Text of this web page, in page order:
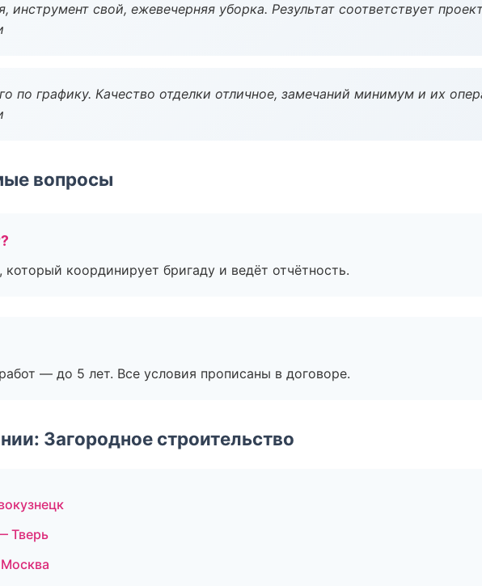
инструмент свой, ежевечерняя уборка. Результат соответствует
по графику. Качество отделки отличное, замечаний минимум и их
вопросы
который координирует бригаду и ведёт отчётность.
— до 5 лет. Все условия прописаны в договоре.
Загородное строительство
Тверь